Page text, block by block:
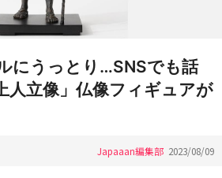
にうっとり…SNSでも話
人立像」仏像フィギュアが
Japaaan編集部 2023/08/09